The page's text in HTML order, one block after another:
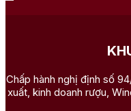
Chấp hành nghị định số
xuất, kinh doanh rượu,